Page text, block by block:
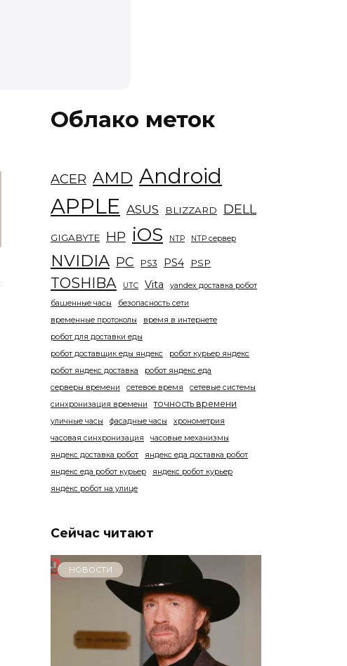
Облако меток
ACER AMD Android
APPLE ASUS BLIZZARD DELL
GIGABYTE HP iOS NTP NTP сервер
NVIDIA PC PS3 PS4 PSP
TOSHIBA UTC Vita
yandex доставка робот
башенные часы
безопасность сети
временные протоколы
время в интернете
робот для доставки еды
робот доставщик еды яндекс
робот курьер яндекс
робот яндекс доставка
робот яндекс еда
серверы времени
сетевое время
сетевые системы
синхронизация времени
точность времени
уличные часы фасадные часы
хронометрия
часовая синхронизация
часовые механизмы
яндекс доставка робот
яндекс еда доставка робот
яндекс еда робот курьер
яндекс робот курьер
яндекс робот на улице
Сейчас читают
НОВОСТИ